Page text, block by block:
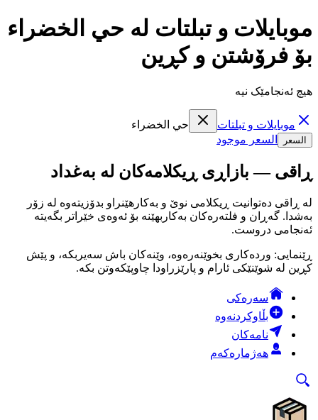
موبايلات و تبلتات لە حي الخضراء
بۆ فرۆشتن و کڕین
هیچ ئەنجامێک نیە
موبايلات و تبلتات حي الخضراء
السعر السعر موجود
ڕاقی — بازاڕی ڕیکلامەکان لە بەغداد
لە ڕاقی دەتوانیت ڕیکلامی نوێ و بەکارهێنراو بدۆزیتەوە لە زۆر
بەشدا. گەڕان و فلتەرەکان بەکاربهێنە بۆ ئەوەی خێراتر بگەیتە
ئەنجامی دروست.
ڕێنمایی: وردەکاری بخوێنەرەوە، وێنەکان باش سەیربکە، و پێش
کڕین لە شوێنێکی ئارام و پارێزراودا چاوپێکەوتن بکە.
سەرەکی
بڵاوکردنەوە
نامەکان
هەژمارەکەم